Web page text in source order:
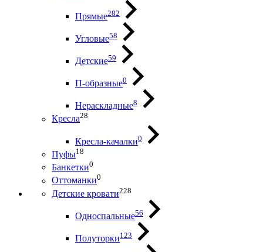
Прямые282
Угловые58
Детские59
П-образные0
Нераскладные8
Кресла28
Кресла-качалки0
Пуфы18
Банкетки0
Оттоманки0
Детские кровати228
Односпальные56
Полуторки123